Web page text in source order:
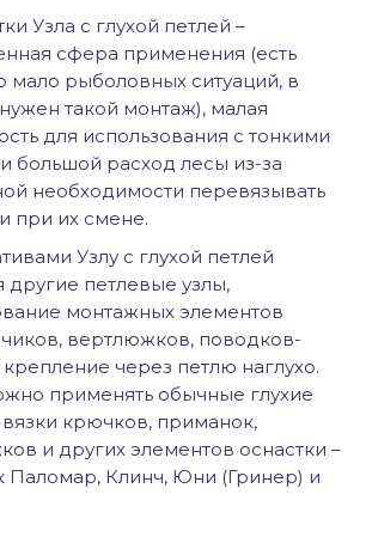
Узла с глухой петлей –
сфера применения (есть
мало рыболовных ситуаций, в
такой монтаж), малая
для использования с тонкими
большой расход лесы из-за
необходимости перевязывать
при их смене.
Узлу с глухой петлей
другие петлевые узлы,
монтажных элементов
вертлюжков, поводков-
крепление через петлю наглухо.
применять обычные глухие
крючков, приманок,
и других элементов оснастки –
Паломар, Клинч, Юни (Гринер) и